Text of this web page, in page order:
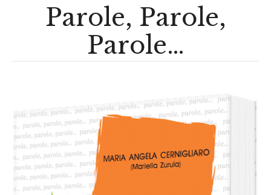
Parole, Parole,
Parole…